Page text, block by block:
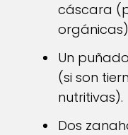
cáscara
Un
(si son
nutritivas).
Dos